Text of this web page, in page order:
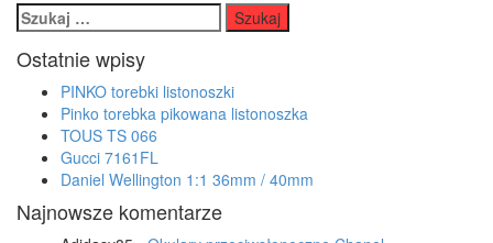
Szukaj:
Ostatnie wpisy
PINKO torebki listonoszki
Pinko torebka pikowana listonoszka
TOUS TS 066
Gucci 7161FL
Daniel Wellington 1:1 36mm / 40mm
Najnowsze komentarze